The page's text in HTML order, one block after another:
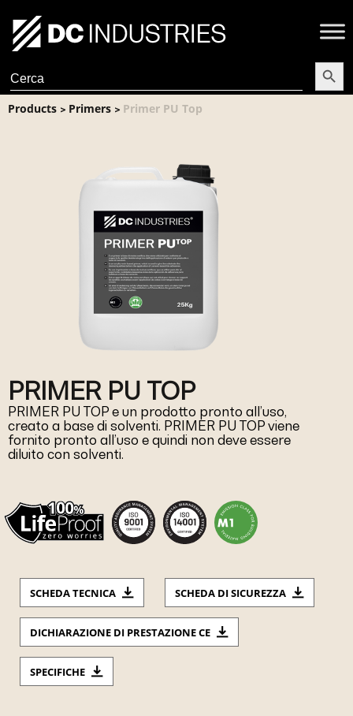
Search
for:
Search
Products > Primers > Primer PU Top
PRIMER PU TOP
PRIMER PU TOP e un prodotto pronto all’uso,
creato a base di solventi. PRIMER PU TOP viene
fornito pronto all’uso e quindi non deve essere
diluito con solventi.
SCHEDA TECNICA SCHEDA DI SICUREZZA
DICHIARAZIONE DI PRESTAZIONE CE
SPECIFICHE